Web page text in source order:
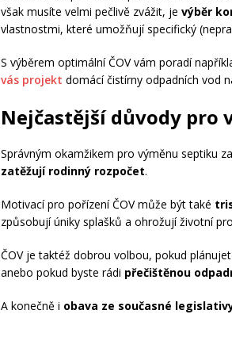
však musíte velmi pečlivě zvážit, je výběr
vlastnostmi, které umožňují specifický
S výběrem optimální ČOV vám poradí
vás projekt domácí čistírny odpadních vod
Nejčastější důvody pro
Správným okamžikem pro výměnu septiku
zatěžují rodinný rozpočet.
Motivací pro pořízení ČOV může být také
způsobují úniky splašků a ohrožují životní
ČOV je taktéž dobrou volbou, pokud
anebo pokud byste rádi přečištěnou
A konečně i obava ze současné